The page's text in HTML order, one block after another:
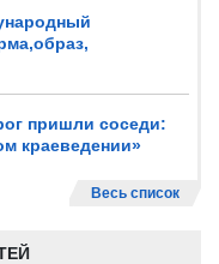
пришли соседи:
краеведении»
Весь список